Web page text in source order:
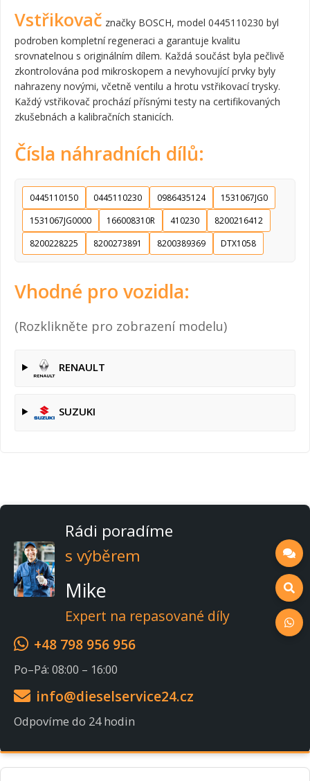
Vstřikovač značky BOSCH, model 0445110230 byl
podroben kompletní regeneraci a garantuje kvalitu
srovnatelnou s originálním dílem. Každá součást byla pečlivě
zkontrolována pod mikroskopem a nevyhovující prvky byly
nahrazeny novými, včetně ventilu a hrotu vstřikovací trysky.
Každý vstřikovač prochází přísnými testy na certifikovaných
zkušebnách a kalibračních stanicích.
Čísla náhradních dílů:
0445110150 0445110230 0986435124
1531067JG0
1531067JG0000
166008310R 410230
8200216412
8200228225
8200273891 8200389369 DTX1058
Vhodné pro vozidla:
(Rozklikněte pro zobrazení modelu)
RENAULT
SUZUKI
Rádi poradíme
s výběrem
Mike
Expert na repasované díly
+48 798 956 956
Po–Pá: 08:00 – 16:00
info@dieselservice24.cz
Odpovíme do 24 hodin